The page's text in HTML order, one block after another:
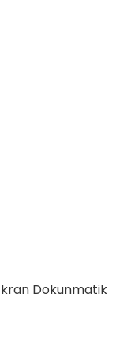
Dokunmatik